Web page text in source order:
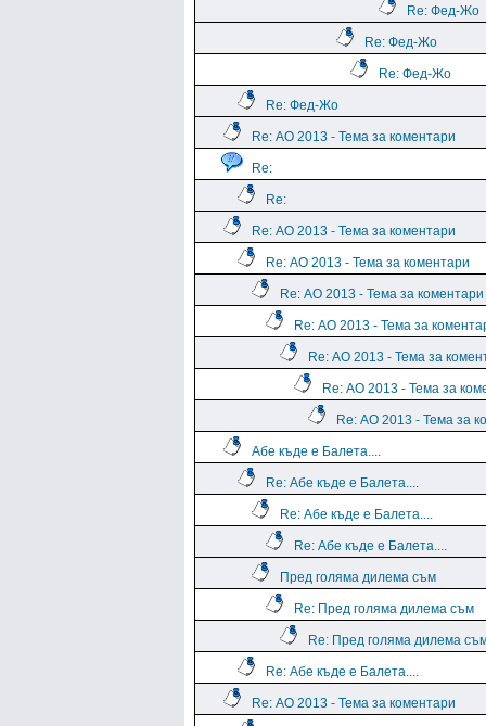
Re: Фед-Жо
Re: Фед-Жо
Re: Фед-Жо
Re: Фед-Жо
Re: АО 2013 - Тема за коментари
Re:
Re:
Re: АО 2013 - Тема за коментари
Re: АО 2013 - Тема за коментари
Re: АО 2013 - Тема за коментари
Re: АО 2013 - Тема за
Re: АО 2013 - Тема за
Re: АО 2013 - Тема за
Re: АО 2013 - Тема за
Абе къде е Балета....
Re: Абе къде е Балета....
Re: Абе къде е Балета....
Re: Абе къде е Балета....
Пред голяма дилема съм
Re: Пред голяма дилема съм
Re: Пред голяма дилема
Re: Абе къде е Балета....
Re: АО 2013 - Тема за коментари